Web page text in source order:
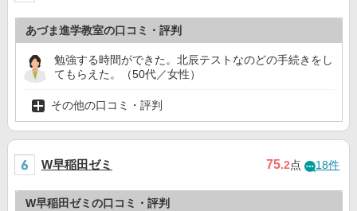
あづま進学教室の口コミ・評判
勉強する時間ができた。北辰テストなのどの手続きをし
てもらえた。（50代／女性）
その他の口コミ・評判
W早稲田ゼミ 75.2点 18件
W早稲田ゼミの口コミ・評判